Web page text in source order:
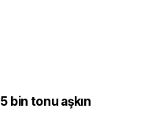
bin tonu aşkın